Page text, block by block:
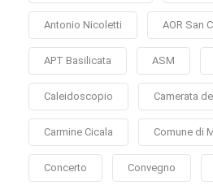
Antonio Nicoletti AOR San
APT Basilicata ASM
Caleidoscopio Camerata
Carmine Cicala Comune di
Concerto Convegno